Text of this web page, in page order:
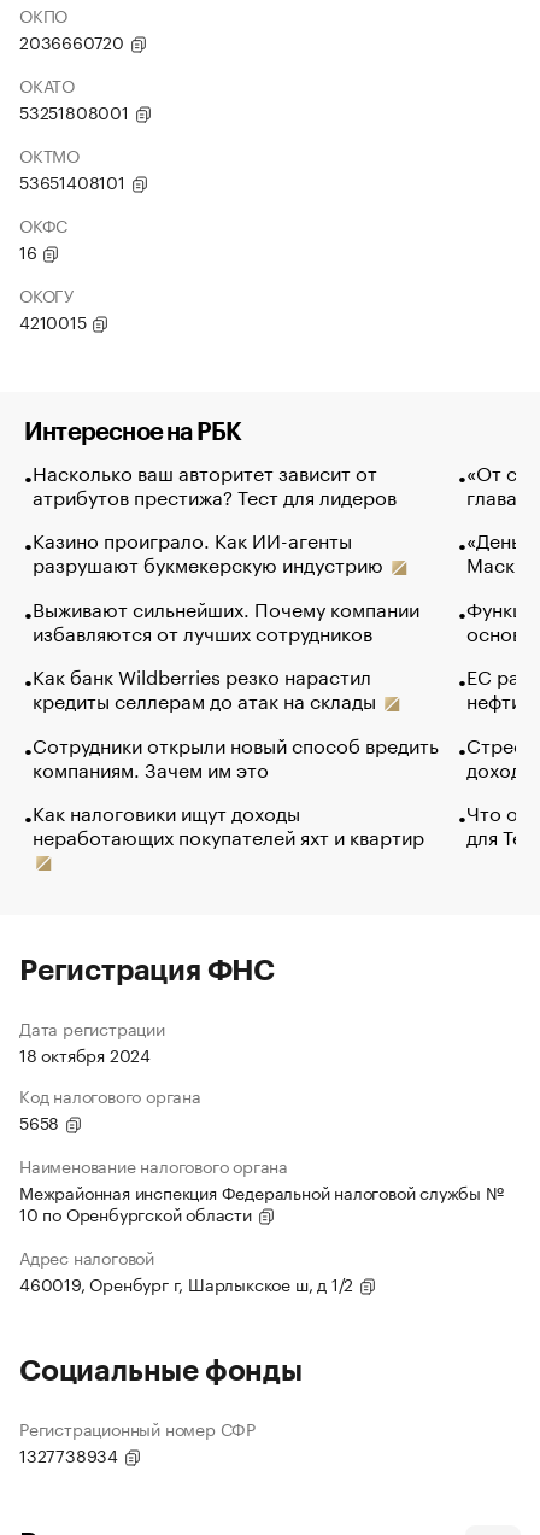
ОКПО
2036660720
ОКАТО
53251808001
ОКТМО
53651408101
ОКФС
16
ОКОГУ
4210015
Интересное на РБК
Насколько ваш авторитет зависит от
атрибутов престижа? Тест для лидеров
Казино проиграло. Как ИИ-агенты
разрушают букмекерскую индустрию
Выживают сильнейших. Почему компании
избавляются от лучших сотрудников
Как банк Wildberries резко нарастил
кредиты селлерам до атак на склады
Сотрудники открыли новый способ вредить
компаниям. Зачем им это
Как налоговики ищут доходы
неработающих покупателей яхт и квартир
«От
глава
Маск в
основ
ЕС
нефти
Что
для
Регистрация ФНС
Дата регистрации
18 октября 2024
Код налогового органа
5658
Наименование налогового органа
Межрайонная инспекция Федеральной налоговой службы №
10 по Оренбургской области
Адрес налоговой
460019, Оренбург г, Шарлыкское ш, д 1/2
Социальные фонды
Регистрационный номер СФР
1327738934